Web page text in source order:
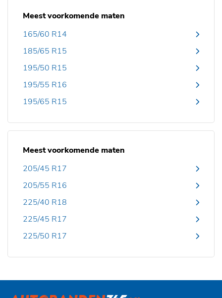
Meest voorkomende maten
165/60 R14
185/65 R15
195/50 R15
195/55 R16
195/65 R15
Meest voorkomende maten
205/45 R17
205/55 R16
225/40 R18
225/45 R17
225/50 R17